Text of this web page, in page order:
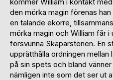
den mörka magin förenas
en talande ekorre,
mörka magin och William får
försvunna Skaparstenen. En
upprätthålla ordningen
på sin spets och bland
nämligen inte som det ser ut